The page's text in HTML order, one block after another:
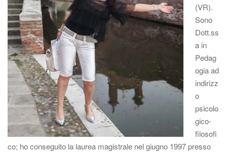
(VR).
Sono
Dott.ss
a in
Pedag
ogia ad
indirizz
o
psicolo
gico-
filosofi
co; ho conseguito la laurea magistrale nel giugno 1997 presso